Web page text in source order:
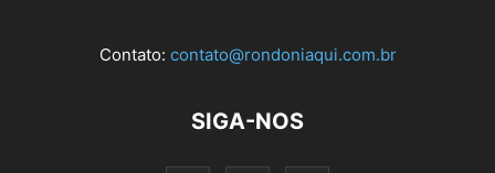
Contato: contato@rondoniaqui.com.br
SIGA-NOS